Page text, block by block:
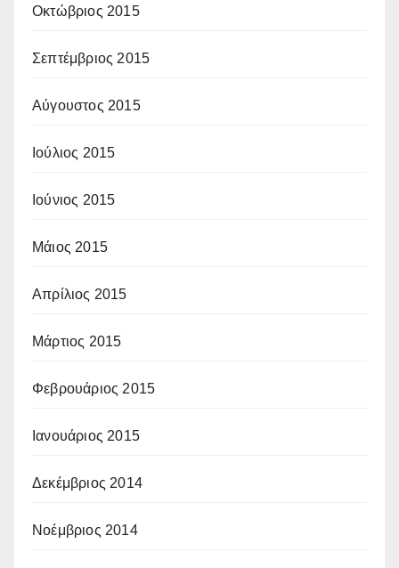
Οκτώβριος 2015
Σεπτέμβριος 2015
Αύγουστος 2015
Ιούλιος 2015
Ιούνιος 2015
Μάιος 2015
Απρίλιος 2015
Μάρτιος 2015
Φεβρουάριος 2015
Ιανουάριος 2015
Δεκέμβριος 2014
Νοέμβριος 2014